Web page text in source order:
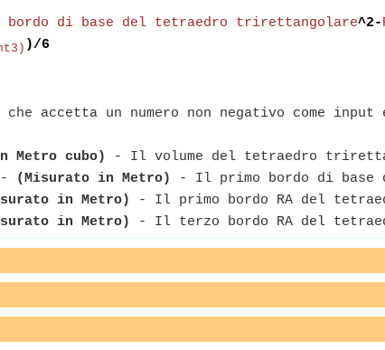
bordo di base del tetraedro trirettangolare^2-
)/6
che accetta un numero non negativo come
Metro cubo)
- Il volume del tetraedro
- (Misurato in Metro)
- Il primo bordo di
in Metro)
- Il primo bordo RA del
in Metro) - Il terzo bordo RA del